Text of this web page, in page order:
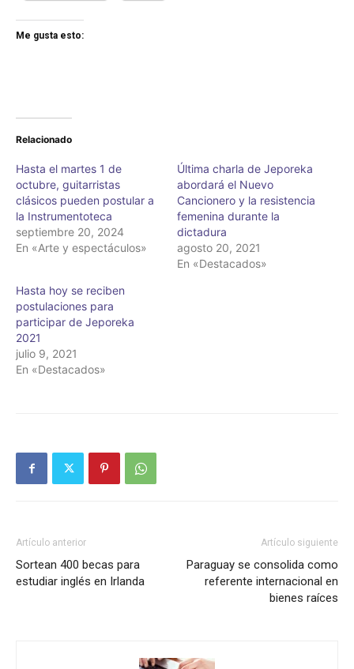
Me gusta esto:
Relacionado
Hasta el martes 1 de
octubre, guitarristas
clásicos pueden postular a
la Instrumentoteca
septiembre 20, 2024
En «Arte y espectáculos»
Última charla de Jeporeka
abordará el Nuevo
Cancionero y la resistencia
femenina durante la
dictadura
agosto 20, 2021
En «Destacados»
Hasta hoy se reciben
postulaciones para
participar de Jeporeka
2021
julio 9, 2021
En «Destacados»
Artículo anterior
Sortean 400 becas para
estudiar inglés en Irlanda
Artículo siguiente
Paraguay se consolida como
referente internacional en
bienes raíces